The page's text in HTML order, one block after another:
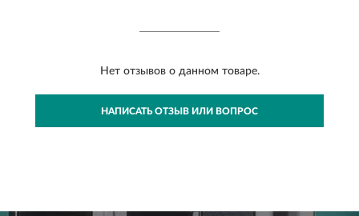
Нет отзывов о данном товаре.
НАПИСАТЬ ОТЗЫВ ИЛИ ВОПРОС